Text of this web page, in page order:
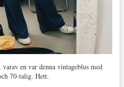
en var denna vintageblus med
70-talig. Hett.